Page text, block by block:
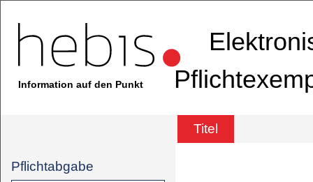
Information auf den Punkt
Titel
Pflichtabgabe